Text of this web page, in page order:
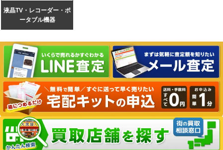
液晶TV・レコーダー・ポ
ータブル機器